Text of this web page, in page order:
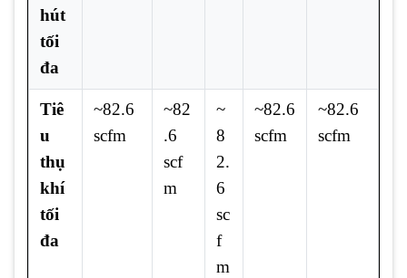
hút
tối
đa
Tiê
u
thụ
khí
tối
đa
~82.6
scfm
~82
.6
scf
m
~
8
2.
6
sc
f
m
~82.6
scfm
~82.6
scfm